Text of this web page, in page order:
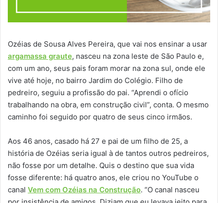
Ozéias de Sousa Alves Pereira, que vai nos ensinar a usar
argamassa graute, nasceu na zona leste de São Paulo e,
com um ano, seus pais foram morar na zona sul, onde ele
vive até hoje, no bairro Jardim do Colégio. Filho de
pedreiro, seguiu a profissão do pai. “Aprendi o ofício
trabalhando na obra, em construção civil”, conta. O mesmo
caminho foi seguido por quatro de seus cinco irmãos.
Aos 46 anos, casado há 27 e pai de um filho de 25, a
história de Ozéias seria igual à de tantos outros pedreiros,
não fosse por um detalhe. Quis o destino que sua vida
fosse diferente: há quatro anos, ele criou no YouTube o
canal Vem com Ozéias na Construção. “O canal nasceu